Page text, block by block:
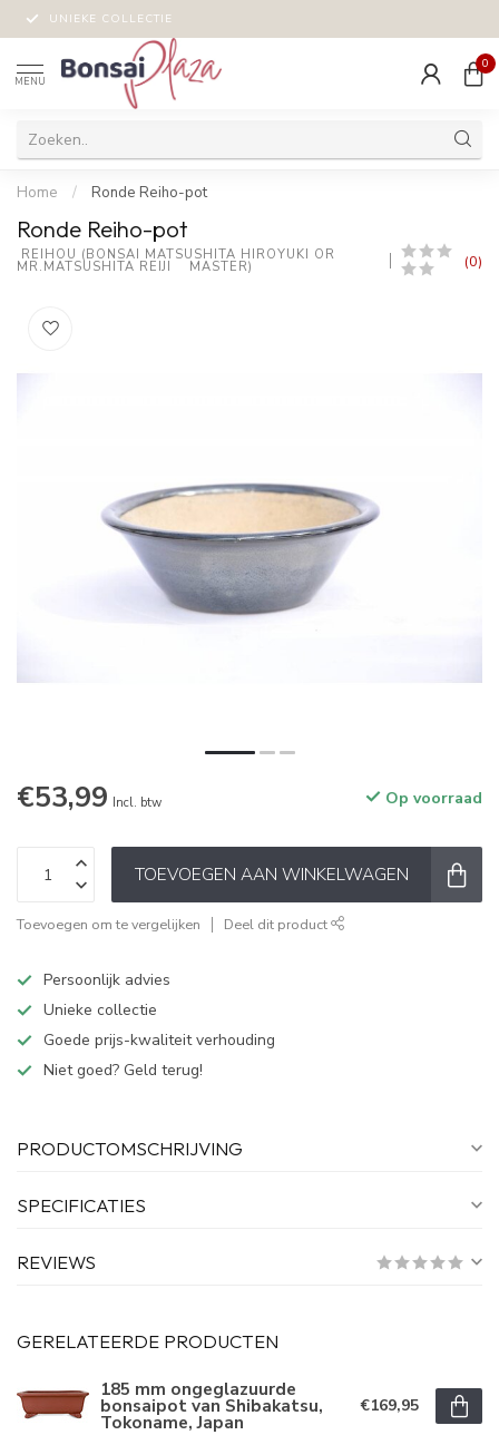
UNIEKE COLLECTIE
MENU
0
Home / Ronde Reiho-pot
Ronde Reiho-pot
MR.MATSUSHITA REIJI    MASTER) (0)
€53,99 Incl. btw Op voorraad
TOEVOEGEN AAN WINKELWAGEN
Toevoegen om te vergelijken Deel dit product
Persoonlijk advies
Unieke collectie
Goede prijs-kwaliteit verhouding
Niet goed? Geld terug!
PRODUCTOMSCHRIJVING
SPECIFICATIES
REVIEWS
GERELATEERDE PRODUCTEN
185 mm ongeglazuurde
bonsaipot van Shibakatsu,
Tokoname, Japan
€169,95